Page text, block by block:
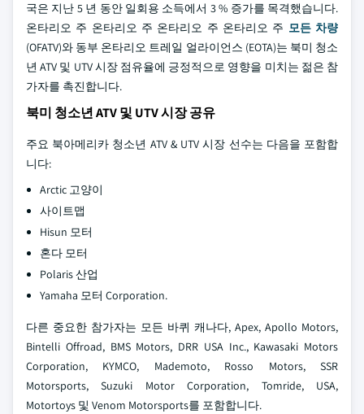
국은 지난 5 년 동안 일회용 소득에서 3 % 증가를 목격했습니다.
온타리오 주 온타리오 주 온타리오 주 온타리오 주 모든 차량
(OFATV)와 동부 온타리오 트레일 얼라이언스 (EOTA)는 북미 청소
년 ATV 및 UTV 시장 점유율에 긍정적으로 영향을 미치는 젊은 참
가자를 촉진합니다.
북미 청소년 ATV 및 UTV 시장 공유
주요 북아메리카 청소년 ATV & UTV 시장 선수는 다음을 포함합
니다:
Arctic 고양이
사이트맵
Hisun 모터
혼다 모터
Polaris 산업
Yamaha 모터 Corporation.
다른 중요한 참가자는 모든 바퀴 캐나다, Apex, Apollo Motors,
Bintelli Offroad, BMS Motors, DRR USA Inc., Kawasaki Motors
Corporation, KYMCO, Mademoto, Rosso Motors, SSR
Motorsports, Suzuki Motor Corporation, Tomride, USA,
Motortoys 및 Venom Motorsports를 포함합니다.